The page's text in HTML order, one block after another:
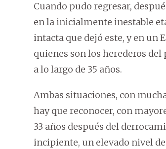
Cuando pudo regresar,
en la inicialmente inestable
intacta que dejó este, y en un
quienes son los herederos del
a lo largo de 35 años.
Ambas situaciones, con
hay que reconocer, con
33 años después del
incipiente, un elevado nivel